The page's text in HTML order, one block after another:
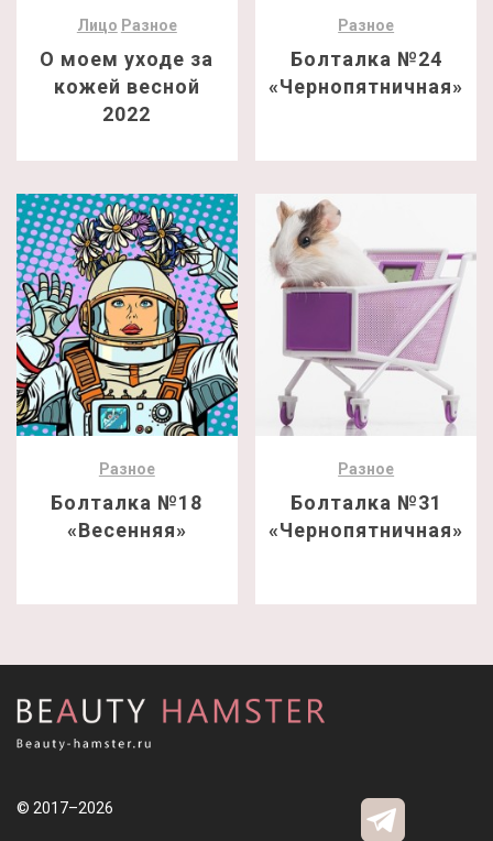
Лицо Разное
О моем уходе за
кожей весной
2022
Разное
Болталка №24
«Чернопятничная»
Разное
Болталка №18
«Весенняя»
Разное
Болталка №31
«Чернопятничная»
© 2017–2026